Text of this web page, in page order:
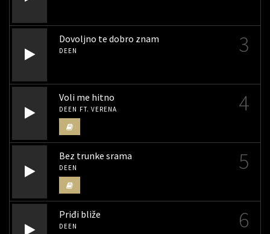
Dovoljno te dobro znam
DEEN 3
Voli me hitno
DEEN FT. VERENA 4
Bez trunke srama
DEEN 5
Priđi bliže
DEEN 6